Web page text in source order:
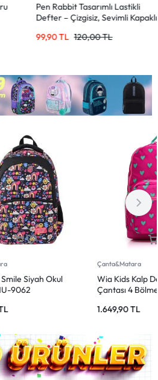
Pen Rabbit Tasarımlı Lastikli
Defter – Çizgisiz, Sevimli Kapaklı
120,00TL
99,90TL
Wia Kids Kalp Desenli Okul
Çantası 4 Bölmeli Pembe